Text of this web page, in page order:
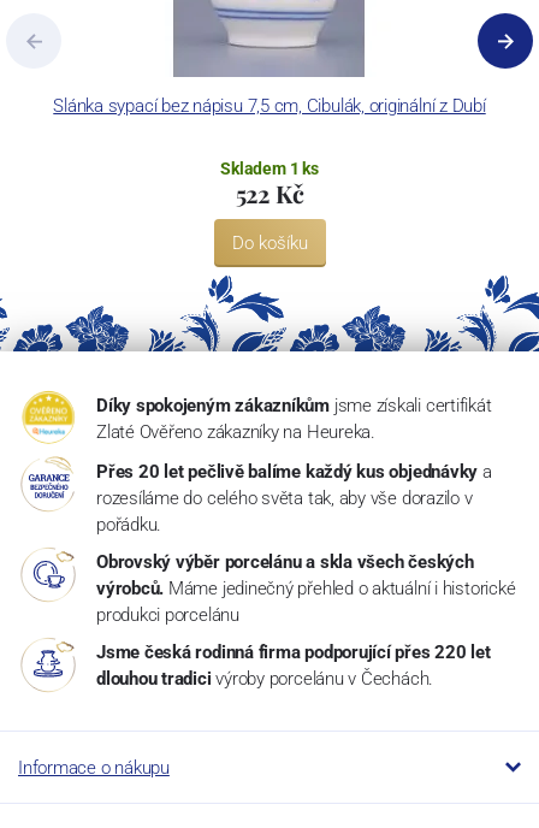
Slánka sypací bez nápisu 7,5 cm, Cibulák, originální z Dubí
Skladem 1 ks
522 Kč
Do košíku
Díky spokojeným zákazníkům jsme získali certifikát
Zlaté Ověřeno zákazníky na Heureka.
Přes 20 let pečlivě balíme každý kus objednávky a
rozesíláme do celého světa tak, aby vše dorazilo v
pořádku.
Obrovský výběr porcelánu a skla všech českých
výrobců. Máme jedinečný přehled o aktuální i historické
produkci porcelánu
Jsme česká rodinná firma podporující přes 220 let
dlouhou tradici výroby porcelánu v Čechách.
Informace o nákupu